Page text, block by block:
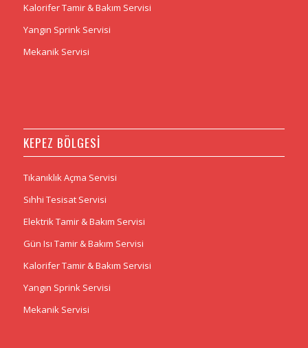
Kalorifer Tamir & Bakım Servisi
Yangın Sprink Servisi
Mekanik Servisi
KEPEZ BÖLGESI
Tıkanıklık Açma Servisi
Sıhhi Tesisat Servisi
Elektrik Tamir & Bakım Servisi
Gün Isı Tamir & Bakım Servisi
Kalorifer Tamir & Bakım Servisi
Yangın Sprink Servisi
Mekanik Servisi